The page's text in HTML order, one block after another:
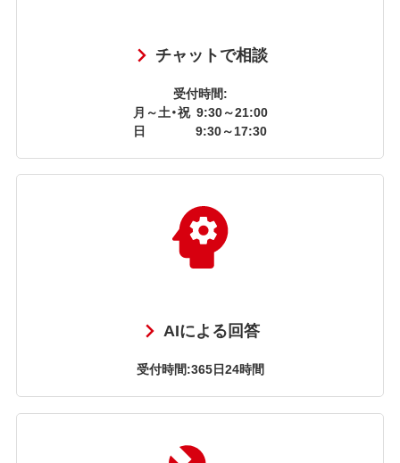
チャットで相談
受付時間:
月～土・祝 9:30～21:00
日
9:30～17:30
AIによる回答
受付時間:365日24時間